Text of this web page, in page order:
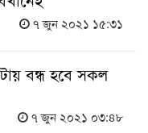
৭ জুন ২০২১ ১৫:৩১
বন্ধ হবে সকল
৭ জুন ২০২১ ০৩:৪৮